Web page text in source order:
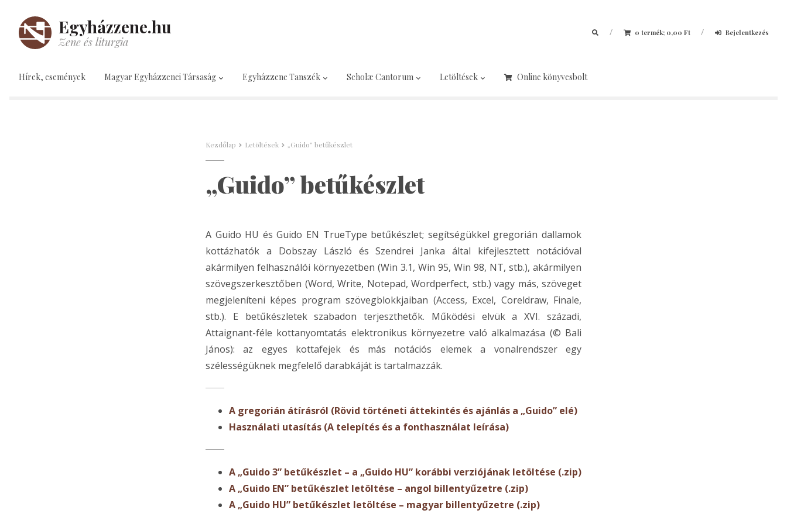
Egyházzene.hu
Zene és liturgia
/ 0 termék; 0,00 Ft / Bejelentkezés
Hírek, események Magyar Egyházzenei Társaság Egyházzene Tanszék Scholæ Cantorum Letöltések Online könyvesbolt
Kezdőlap Letöltések „Guido” betűkészlet
„Guido” betűkészlet
A Guido HU és Guido EN TrueType betűkészlet; segítségükkel gregorián dallamok
kottázhatók a Dobszay László és Szendrei Janka által kifejlesztett notációval
akármilyen felhasználói környezetben (Win 3.1, Win 95, Win 98, NT, stb.), akármilyen
szövegszerkesztőben (Word, Write, Notepad, Wordperfect, stb.) vagy más, szöveget
megjeleníteni képes program szövegblokkjaiban (Access, Excel, Coreldraw, Finale,
stb.). E betűkészletek szabadon terjeszthetők. Működési elvük a XVI. századi,
Attaignant-féle kottanyomtatás elektronikus környezetre való alkalmazása (© Bali
János): az egyes kottafejek és más notációs elemek a vonalrendszer egy
szélességüknek megfelelő darabkáját is tartalmazzák.
A gregorián átírásról (Rövid történeti áttekintés és ajánlás a „Guido” elé)
Használati utasítás (A telepítés és a fonthasználat leírása)
A „Guido 3” betűkészlet – a „Guido HU” korábbi verziójának letöltése (.zip)
A „Guido EN” betűkészlet letöltése – angol billentyűzetre (.zip)
A „Guido HU” betűkészlet letöltése – magyar billentyűzetre (.zip)